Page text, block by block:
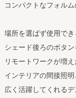
コンパクトなフォル
場所を選ばず使用でき
シェード後ろのボタン
リモートワークが増
インテリアの間接照
広く活躍してくれるデ